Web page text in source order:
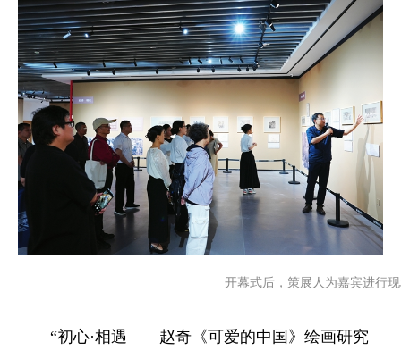
开幕式后，策展人为嘉宾进行
“初心·相遇——赵奇《可爱的中国》绘画研究